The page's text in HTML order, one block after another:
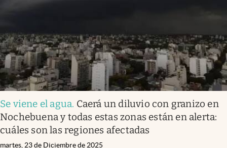
Se viene el agua. Caerá un diluvio con granizo en
Nochebuena y todas estas zonas están en alerta:
cuáles son las regiones afectadas
martes, 23 de Diciembre de 2025